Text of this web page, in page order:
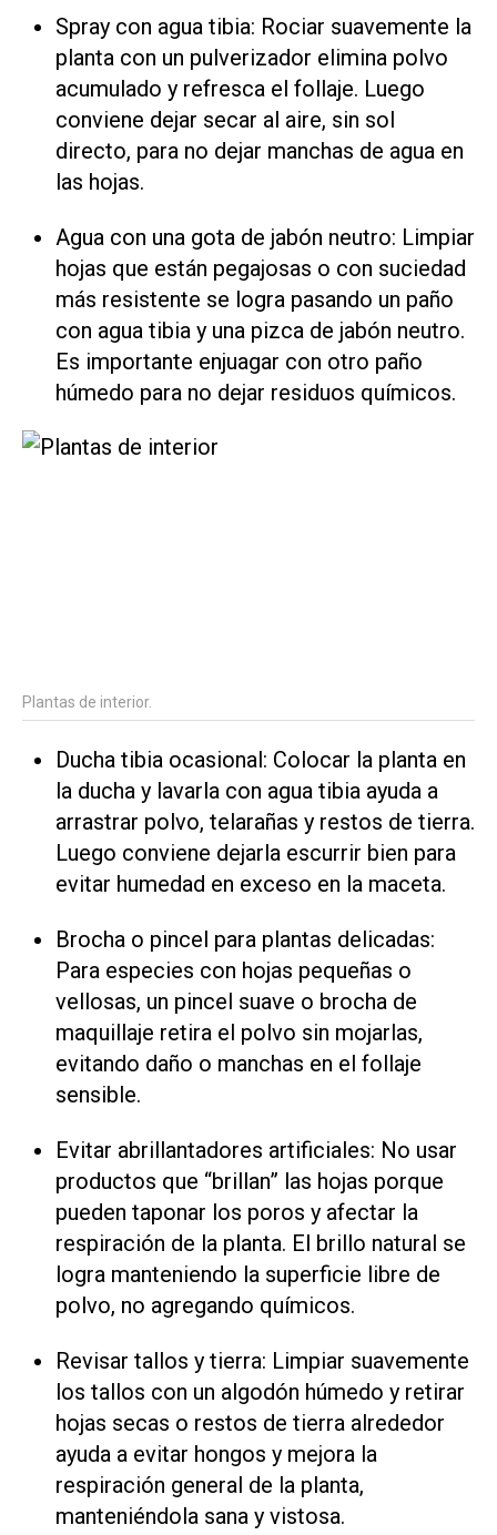
Spray con agua tibia: Rociar suavemente la
planta con un pulverizador elimina polvo
acumulado y refresca el follaje. Luego
conviene dejar secar al aire, sin sol
directo, para no dejar manchas de agua en
las hojas.
Agua con una gota de jabón neutro: Limpiar
hojas que están pegajosas o con suciedad
más resistente se logra pasando un paño
con agua tibia y una pizca de jabón neutro.
Es importante enjuagar con otro paño
húmedo para no dejar residuos químicos.
Plantas de interior.
Ducha tibia ocasional: Colocar la planta en
la ducha y lavarla con agua tibia ayuda a
arrastrar polvo, telarañas y restos de tierra.
Luego conviene dejarla escurrir bien para
evitar humedad en exceso en la maceta.
Brocha o pincel para plantas delicadas:
Para especies con hojas pequeñas o
vellosas, un pincel suave o brocha de
maquillaje retira el polvo sin mojarlas,
evitando daño o manchas en el follaje
sensible.
Evitar abrillantadores artificiales: No usar
productos que “brillan” las hojas porque
pueden taponar los poros y afectar la
respiración de la planta. El brillo natural se
logra manteniendo la superficie libre de
polvo, no agregando químicos.
Revisar tallos y tierra: Limpiar suavemente
los tallos con un algodón húmedo y retirar
hojas secas o restos de tierra alrededor
ayuda a evitar hongos y mejora la
respiración general de la planta,
manteniéndola sana y vistosa.